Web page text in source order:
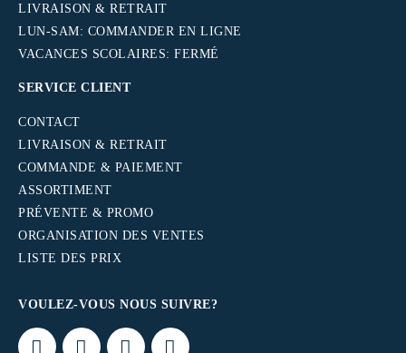
LIVRAISON & RETRAIT
LUN-SAM: COMMANDER EN LIGNE
VACANCES SCOLAIRES: FERMÉ
SERVICE CLIENT
CONTACT
LIVRAISON & RETRAIT
COMMANDE & PAIEMENT
ASSORTIMENT
PRÉVENTE & PROMO
ORGANISATION DES VENTES
LISTE DES PRIX
VOULEZ-VOUS NOUS SUIVRE?